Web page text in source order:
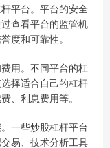
平台。平台的安全
查看平台的监管机
度和可靠性。
用。不同平台的杠
择适合自己的杠杆
、利息费用等。
一些炒股杠杆平台
易、技术分析工具